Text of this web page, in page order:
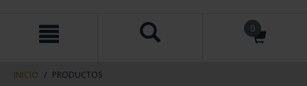
contenido
navegacin
0
INICIO PRODUCTOS